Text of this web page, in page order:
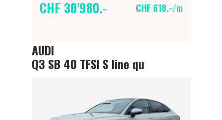
CHF 30'980.- CHF 618.-/m
AUDI
Q3 SB 40 TFSI S line qu